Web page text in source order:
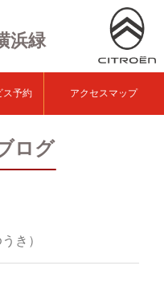
浜緑
ス予約 アクセスマップ
ログ
き）